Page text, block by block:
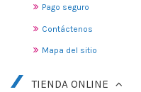
Pago seguro
Contáctenos
Mapa del sitio
TIENDA ONLINE